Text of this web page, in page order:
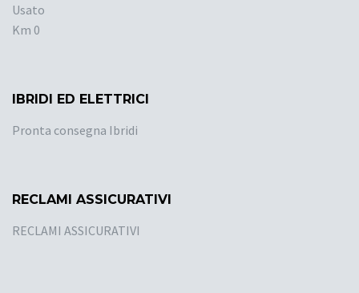
Usato
Km 0
IBRIDI ED ELETTRICI
Pronta consegna Ibridi
RECLAMI ASSICURATIVI
RECLAMI ASSICURATIVI